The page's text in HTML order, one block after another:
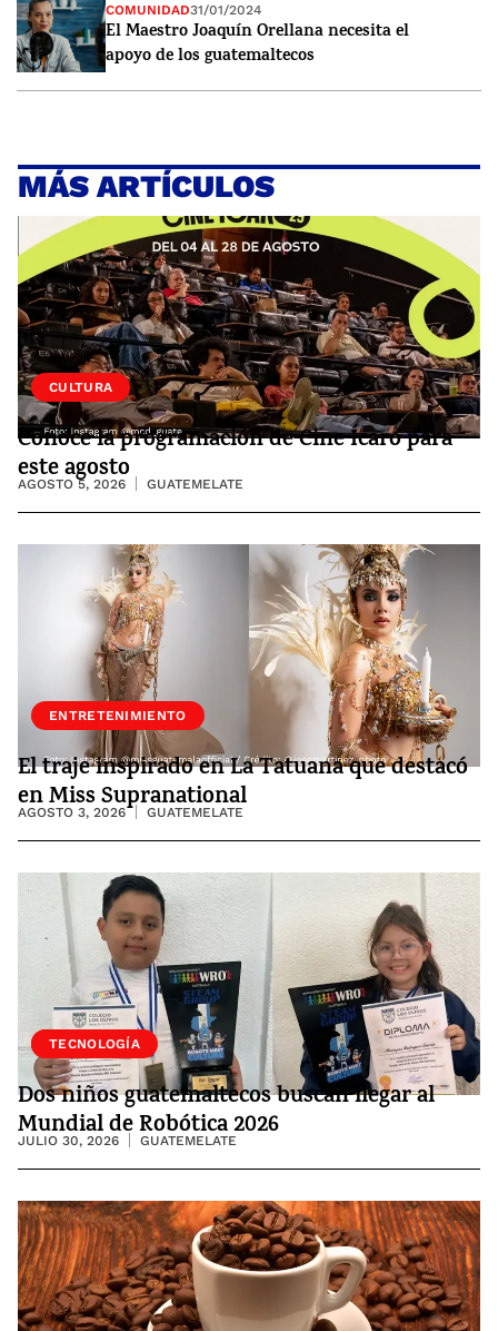
COMUNIDAD31/01/2024
El Maestro Joaquín Orellana necesita el
apoyo de los guatemaltecos
MÁS ARTÍCULOS
CULTURA
Conoce la programación de Cine Ícaro para
este agosto
AGOSTO 5, 2026 GUATEMELATE
ENTRETENIMIENTO
El traje inspirado en La Tatuana que destacó
en Miss Supranational
AGOSTO 3, 2026 GUATEMELATE
SOCIEDAD
TECNOLOGÍA
Dos niños guatemaltecos buscan llegar al
Mundial de Robótica 2026
JULIO 30, 2026 GUATEMELATE